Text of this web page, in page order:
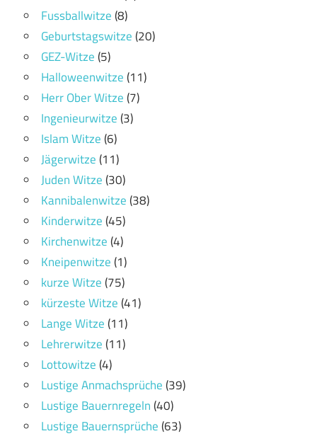
Fussballwitze(8)
Geburtstagswitze(20)
GEZ-Witze(5)
Halloweenwitze(11)
Herr Ober Witze(7)
Ingenieurwitze(3)
Islam Witze(6)
Jägerwitze(11)
Juden Witze(30)
Kannibalenwitze(38)
Kinderwitze(45)
Kirchenwitze(4)
Kneipenwitze(1)
kurze Witze(75)
kürzeste Witze(41)
Lange Witze(11)
Lehrerwitze(11)
Lottowitze(4)
Lustige Anmachsprüche(39)
Lustige Bauernregeln(40)
Lustige Bauernsprüche(63)